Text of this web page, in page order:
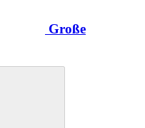
Große